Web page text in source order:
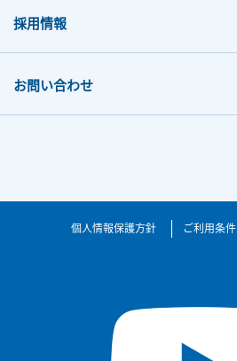
採用情報
お問い合わせ
個人情報保護方針 ご利用条件